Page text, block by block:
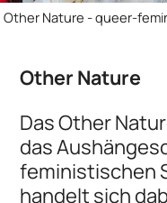
Other Nature - queer-
Other Nature
Das Other
das
feministischen
handelt sich